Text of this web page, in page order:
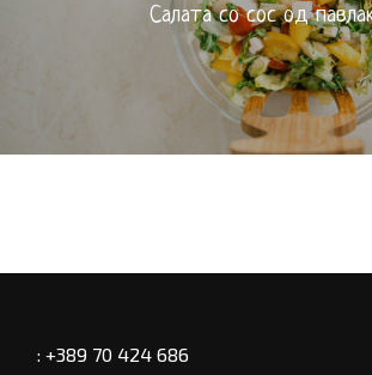
Салата со сос од
: +389 70 424 686